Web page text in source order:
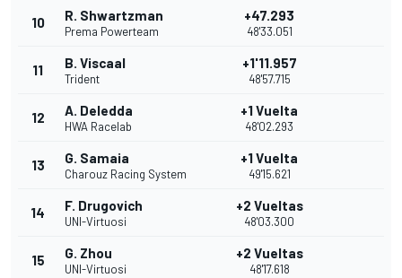
10 R. Shwartzman
Prema Powerteam
+47.293
48'33.051
11 B. Viscaal
Trident
+1'11.957
48'57.715
12 A. Deledda
HWA Racelab
+1 Vuelta
48'02.293
13 G. Samaia
Charouz Racing System
+1 Vuelta
49'15.621
14 F. Drugovich
UNI-Virtuosi
+2 Vueltas
48'03.300
15 G. Zhou
UNI-Virtuosi
+2 Vueltas
48'17.618